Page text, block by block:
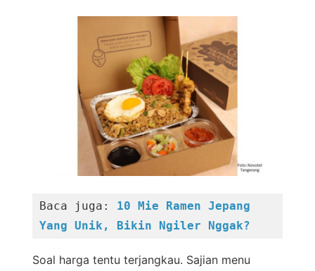
Baca juga: 10 Mie Ramen Jepang
Yang Unik, Bikin Ngiler Nggak?
Soal harga tentu terjangkau. Sajian menu